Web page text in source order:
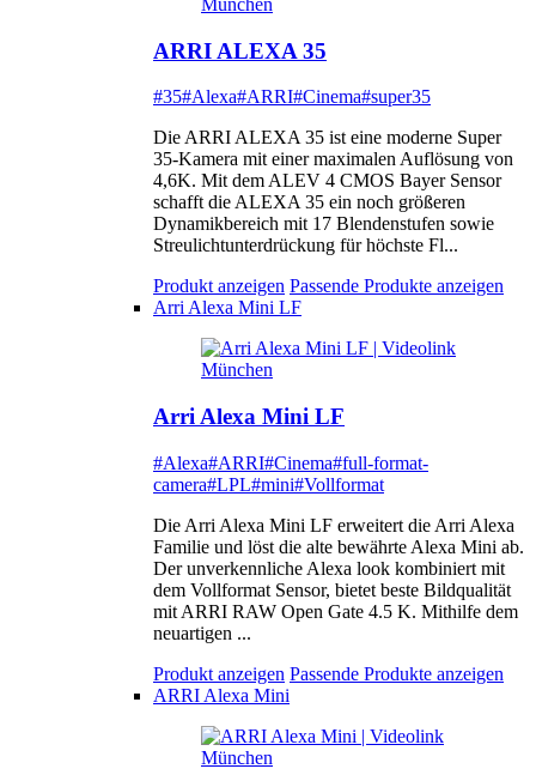
ARRI ALEXA 35
#35#Alexa#ARRI#Cinema#super35
Die ARRI ALEXA 35 ist eine moderne Super
35-Kamera mit einer maximalen Auflösung von
4,6K. Mit dem ALEV 4 CMOS Bayer Sensor
schafft die ALEXA 35 ein noch größeren
Dynamikbereich mit 17 Blendenstufen sowie
Streulichtunterdrückung für höchste Fl...
Produkt anzeigen Passende Produkte anzeigen
Arri Alexa Mini LF
Arri Alexa Mini LF
#Alexa#ARRI#Cinema#full-format-
camera#LPL#mini#Vollformat
Die Arri Alexa Mini LF erweitert die Arri Alexa
Familie und löst die alte bewährte Alexa Mini ab.
Der unverkennliche Alexa look kombiniert mit
dem Vollformat Sensor, bietet beste Bildqualität
mit ARRI RAW Open Gate 4.5 K. Mithilfe dem
neuartigen ...
Produkt anzeigen Passende Produkte anzeigen
ARRI Alexa Mini